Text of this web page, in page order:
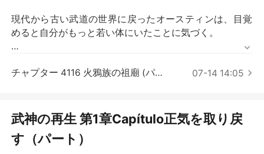
現代から古い武道の世界に戻ったオースティンは、目覚
めると自分がもっと若い体にいたことに気づく。
れな愚か者だろう！
全で明晰だったからだ。この若くたくましい身体で、彼
は武神となり、武林全体を支配する！
チャプター 4116 火鴉族の祖廟 (パート2) 07-14 14:05
武神の再生 第1章Capítulo正気を取り戻
す（パート）